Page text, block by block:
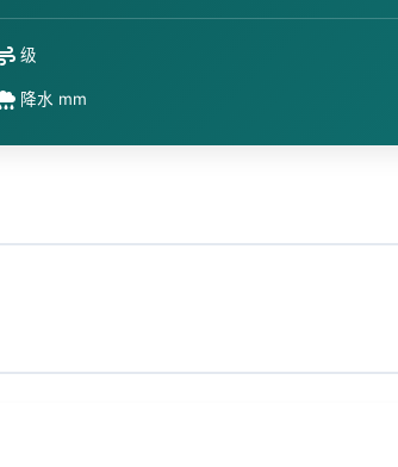
级
降水 mm